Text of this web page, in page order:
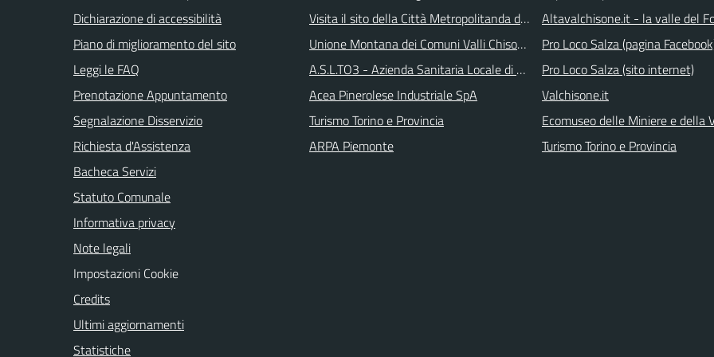
Dichiarazione di accessibilità
Piano di miglioramento del sito
Leggi le FAQ
Prenotazione Appuntamento
Segnalazione Disservizio
Richiesta d'Assistenza
Bacheca Servizi
Statuto Comunale
Informativa privacy
Note legali
Impostazioni Cookie
Credits
Ultimi aggiornamenti
Statistiche
Visita il sito della Città Metropolitanda di Torino
Unione Montana dei Comuni Valli Chisone e Germanasca
A.S.L.TO3 - Azienda Sanitaria Locale di Collegno e Pinerolo
Acea Pinerolese Industriale SpA
Turismo Torino e Provincia
ARPA Piemonte
Altavalchisone.it - la valle del
Pro Loco Salza (pagina
Pro Loco Salza (sito internet)
Valchisone.it
Ecomuseo delle Miniere e della
Turismo Torino e Provincia